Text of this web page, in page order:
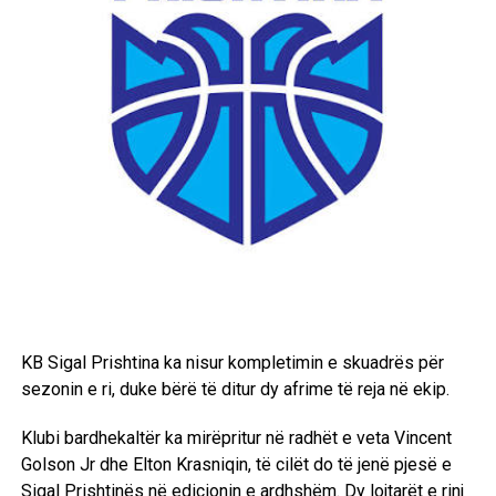
KB Sigal Prishtina ka nisur kompletimin e skuadrës për
sezonin e ri, duke bërë të ditur dy afrime të reja në ekip.
Klubi bardhekaltër ka mirëpritur në radhët e veta Vincent
Golson Jr dhe Elton Krasniqin, të cilët do të jenë pjesë e
Sigal Prishtinës në edicionin e ardhshëm. Dy lojtarët e rinj